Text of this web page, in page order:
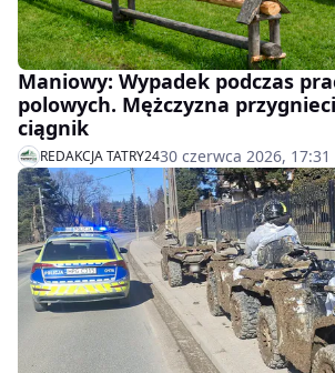
Maniowy: Wypadek podczas
polowych. Mężczyzna
ciągnik
REDAKCJA TATRY2430 czerwca 2026, 17:31